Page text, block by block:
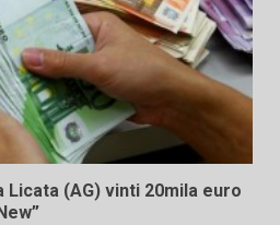
Licata (AG) vinti 20mila euro